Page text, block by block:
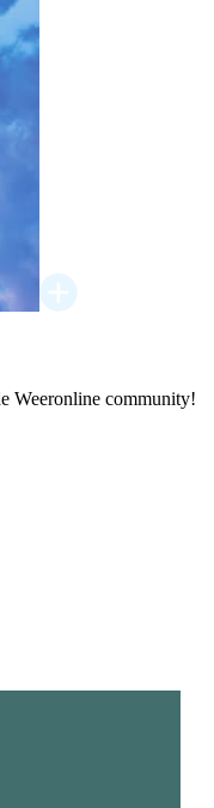
Weeronline community!